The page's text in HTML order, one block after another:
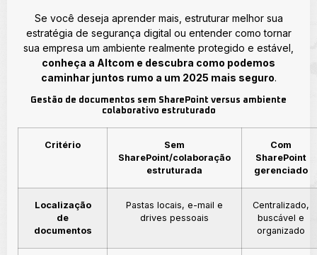
Se você deseja aprender mais, estruturar melhor sua
estratégia de segurança digital ou entender como tornar
sua empresa um ambiente realmente protegido e estável,
conheça a Altcom e descubra como podemos
caminhar juntos rumo a um 2025 mais seguro.
Gestão de documentos sem SharePoint versus ambiente
colaborativo estruturado
Critério
Sem
SharePoint/colaboração
estruturada
Com
SharePoint
gerenciado
Localização
de
documentos
Pastas locais, e-mail e
drives pessoais
Centralizado,
buscável e
organizado